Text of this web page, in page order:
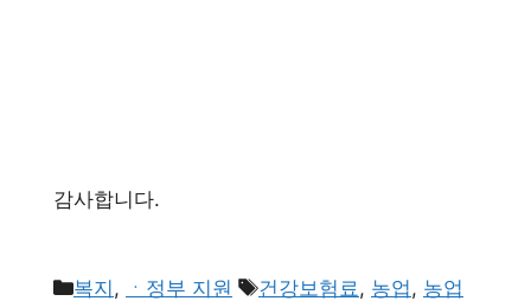
감사합니다.
카
복지 , ㆍ정부 지원
태
건강보험료, 농업, 농업